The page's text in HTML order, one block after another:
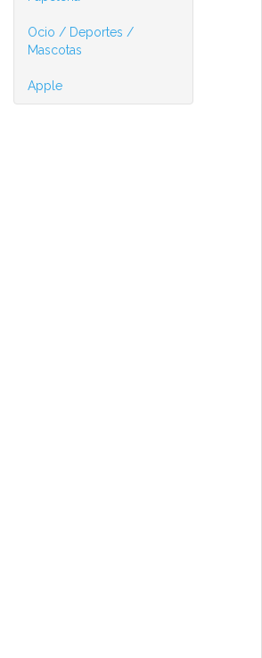
Ocio / Deportes /
Mascotas
Apple